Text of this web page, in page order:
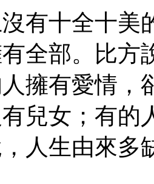
十全十美
全部。比方
擁有愛情，
兒女；有的
人生由來多